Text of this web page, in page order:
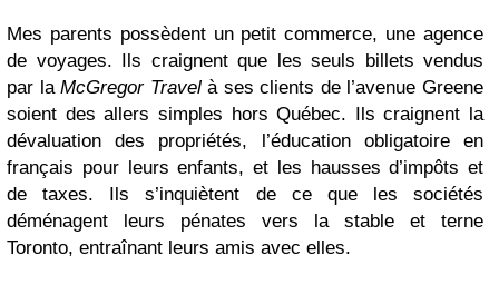
Mes parents possèdent un petit commerce, une agence
de voyages. Ils craignent que les seuls billets vendus
par laMcGregor Travelà ses clients de l’avenue Greene
soient des allers simples hors Québec. Ils craignent la
dévaluation des propriétés, l’éducation obligatoire en
français pour leurs enfants, et les hausses d’impôts et
de taxes. Ils s’inquiètent de ce que les sociétés
déménagent leurs pénates vers la stable et terne
Toronto, entraînant leurs amis avec elles.